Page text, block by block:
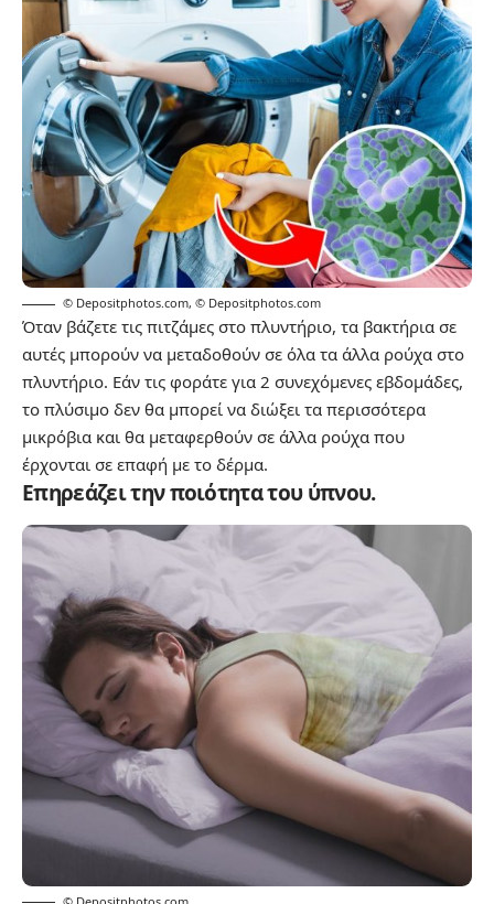
© Depositphotos.com, © Depositphotos.com
Όταν βάζετε τις πιτζάμες στο πλυντήριο, τα βακτήρια σε
αυτές μπορούν να μεταδοθούν σε όλα τα άλλα ρούχα στο
πλυντήριο. Εάν τις φοράτε για 2 συνεχόμενες εβδομάδες,
το πλύσιμο δεν θα μπορεί να διώξει τα περισσότερα
μικρόβια και θα μεταφερθούν σε άλλα ρούχα που
έρχονται σε επαφή με το δέρμα.
Επηρεάζει την ποιότητα του ύπνου.